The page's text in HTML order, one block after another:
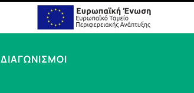
ΔΙΑΓΩΝΙΣΜΟΙ